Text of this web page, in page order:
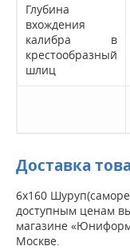
Глубина
вхождения
калибра в
крестообразный
шлиц
Доставка
6х160
доступным ценам
магазине «Юниформ
Москве.